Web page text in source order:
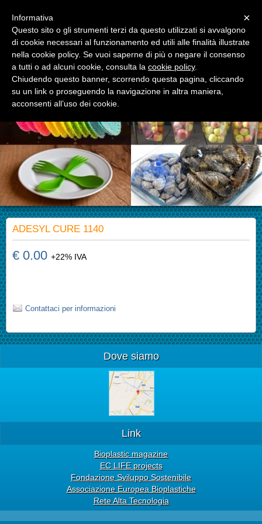
APM S.r.l.
Advanced Polymer Materials
ADESYL CURE 1140
€ 0.00 +22% IVA
Contattaci per informazioni
Dove siamo
Link
Bioplastic magazine
EC LIFE projects
Fondazione Sviluppo Sostenibile
Associazione Europea Bioplastiche
Rete Alta Tecnologia
×
Informativa
Questo sito o gli strumenti terzi da questo utilizzati si avvalgono
di cookie necessari al funzionamento ed utili alle finalità illustrate
nella cookie policy. Se vuoi saperne di più o negare il consenso
a tutti o ad alcuni cookie, consulta la cookie policy.
Chiudendo questo banner, scorrendo questa pagina, cliccando
su un link o proseguendo la navigazione in altra maniera,
acconsenti all’uso dei cookie.